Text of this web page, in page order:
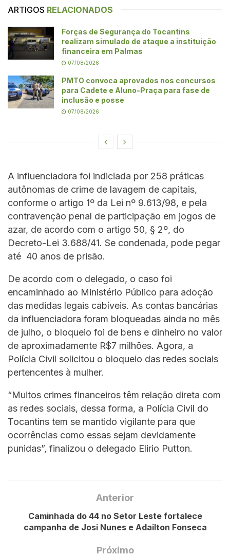
ARTIGOS RELACIONADOS
Forças de Segurança do Tocantins
realizam simulado de ataque a instituição
financeira em Palmas
07/08/2026
PMTO convoca aprovados nos concursos
para Cadete e Aluno-Praça para fase de
inclusão e posse
07/08/2026
A influenciadora foi indiciada por 258 práticas
autônomas de crime de lavagem de capitais,
conforme o artigo 1º da Lei nº 9.613/98, e pela
contravenção penal de participação em jogos de
azar, de acordo com o artigo 50, § 2º, do
Decreto-Lei 3.688/41. Se condenada, pode pegar
até 40 anos de prisão.
De acordo com o delegado, o caso foi
encaminhado ao Ministério Público para adoção
das medidas legais cabíveis. As contas bancárias
da influenciadora foram bloqueadas ainda no mês
de julho, o bloqueio foi de bens e dinheiro no valor
de aproximadamente R$7 milhões. Agora, a
Polícia Civil solicitou o bloqueio das redes sociais
pertencentes à mulher.
“Muitos crimes financeiros têm relação direta com
as redes sociais, dessa forma, a Polícia Civil do
Tocantins tem se mantido vigilante para que
ocorrências como essas sejam devidamente
punidas”, finalizou o delegado Elirio Putton.
Anterior
Caminhada do 44 no Setor Leste fortalece
campanha de Josi Nunes e Adailton Fonseca
Próximo